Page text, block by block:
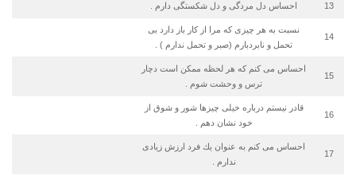
13 احساس دل مردگی و دل شكستگی دارم .
14
نسبت به هر چیزی كه مرا از كار باز دارد بی
تحمل و نابردبارم (صبر و تحمل ندارم ) .
15
احساس می كنم كه هر لحظه ممكن است دچار
ترس و وحشت شوم .
16
قادر نیستم درباره خیلی چیزها شور و شوق از
خود نشان دهم .
17
احساس می كنم به عنوان یك فرد ارزش زیادی
ندارم .